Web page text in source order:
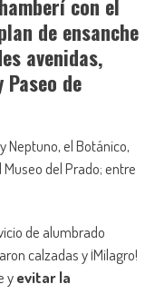
con el
de ensanche
avenidas,
de
Neptuno, el Botánico,
del Prado; entre
de alumbrado
calzadas y ¡Milagro!
yevitar la